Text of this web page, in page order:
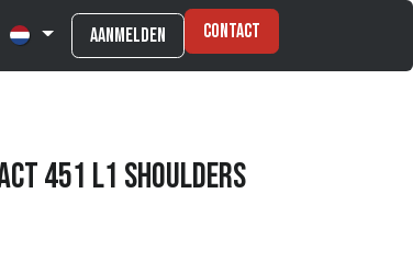
Aanmelden Contact
451 L1 Shoulders